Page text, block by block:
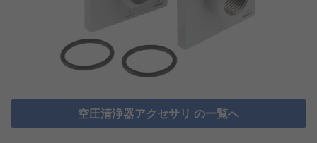
空圧清浄器アクセサリ の一覧へ